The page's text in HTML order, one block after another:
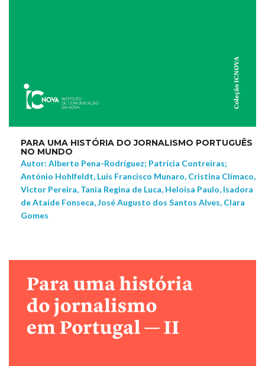
PARA UMA HISTÓRIA DO JORNALISMO PORTUGUÊS
NO MUNDO
Autor: Alberto Pena-Rodríguez; Patrícia Contreiras;
António Hohlfeldt, Luís Francisco Munaro, Cristina Clímaco,
Victor Pereira, Tania Regina de Luca, Heloisa Paulo, Isadora
de Ataíde Fonseca, José Augusto dos Santos Alves, Clara
Gomes